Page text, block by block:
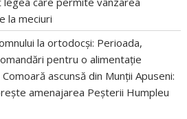
la meciuri
la ortodocși: Perioada,
pentru o alimentație
Comoară ascunsă din Munții Apuseni:
amenajarea Peșterii Humpleu